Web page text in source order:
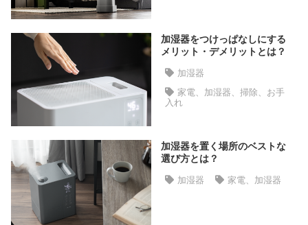
キ
ン
品
カ
ゴ
リ
か
加湿器をつけっぱなしにする
メリット・デメリットとは？
加湿器
家電、加湿器、掃除、お手
入れ
加湿器を置く場所のベストな
選び方とは？
加湿器 家電、加湿器